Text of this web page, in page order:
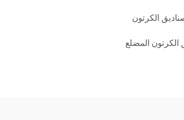
الكرتون
الكرتون المضلع